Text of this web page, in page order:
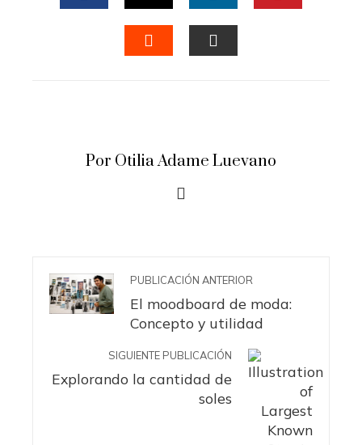
FACEBOOKTWITTERLINKEDIN
Por Otilia Adame Luevano
PUBLICACIÓN ANTERIOR
El moodboard de moda:
Concepto y utilidad
SIGUIENTE PUBLICACIÓN
Explorando la cantidad de
soles